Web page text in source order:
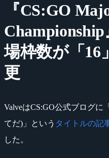
『CS:GO
場枠数が「
更
ValveはCS:GO公式ブログに
てだ)」という タイトルの記
した。